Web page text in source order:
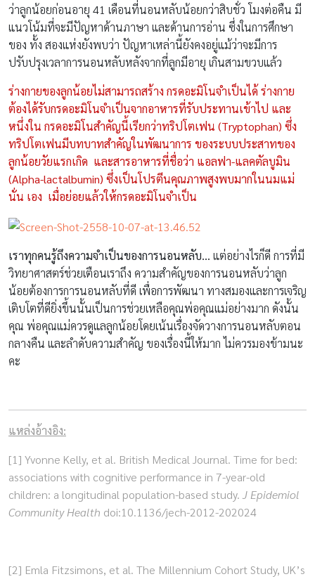
ว่าลูกน้อยก่อนอายุ 41 เดือนที่นอนหลับน้อยกว่าสิบชั่ว โมงต่อคืน มี
แนวโน้มที่จะมีปัญหาด้านภาษา และด้านการอ่าน ซึ่งในการศึกษา
ของ ทั้ง สองแห่งยังพบว่า ปัญหาเหล่านี้ยังคงอยู่แม้ว่าจะมีการ
ปรับปรุงเวลาการนอนหลับหลังจากที่ลูกมีอายุ เกินสามขวบแล้ว
ร่างกายของลูกน้อยไม่สามารถสร้าง กรดอะมิโนจําเป็นได้ ร่างกาย
ต้องได้รับกรดอะมิโนจําเป็นจากอาหารที่รับประทานเข้าไป และ
หนึ่งใน กรดอะมิโนสําคัญนี้เรียกว่าทริปโตเฟน (Tryptophan) ซึ่ง
ทริปโตเฟนมีบทบาทสําคัญในพัฒนาการ ของระบบประสาทของ
ลูกน้อยวัยแรกเกิด และสารอาหารที่ชื่อว่า แอลฟา-แลคตัลบูมิน
(Alpha-lactalbumin) ซึ่งเป็นโปรตีนคุณภาพสูงพบมากในนมแม่
นั่น เอง เมื่อย่อยแล้วให้กรดอะมิโนจำเป็น
เราทุกคนรู้ถึงความจำเป็นของการนอนหลับ… แต่อย่างไรก็ดี การที่มี
วิทยาศาสตร์ช่วยเตือนเราถึง ความสำคัญของการนอนหลับว่าลูก
น้อยต้องการการนอนหลับที่ดี เพื่อการพัฒนา ทางสมองและการเจริญ
เติบโตที่ดียิ่งขึ้นนั้นเป็นการช่วยเหลือคุณพ่อคุณแม่อย่างมาก ดังนั้น
คุณ พ่อคุณแม่ควรดูแลลูกน้อยโดยเน้นเรื่องจัดวางการนอนหลับตอน
กลางคืน และลำดับความสำคัญ ของเรื่องนี้ให้มาก ไม่ควรมองข้ามนะ
คะ
แหล่งอ้างอิง:
[1] Yvonne Kelly, et al. British Medical Journal. Time for bed:
associations with cognitive performance in 7-year-old
children: a longitudinal population-based study. J Epidemiol
Community Health doi:10.1136/jech-2012-202024
[2] Emla Fitzsimons, et al. The Millennium Cohort Study, UK’s